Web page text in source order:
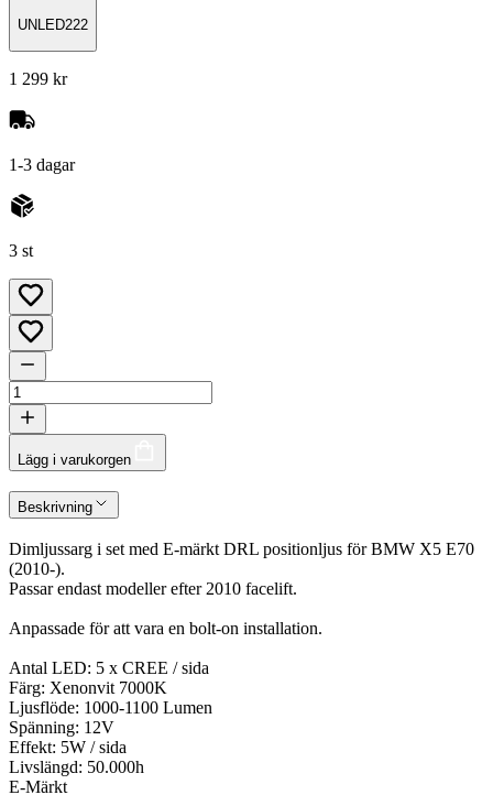
UNLED222
1 299 kr
1-3 dagar
3 st
Lägg i varukorgen
Beskrivning
Dimljussarg i set med E-märkt DRL positionljus för BMW X5 E70
(2010-).
Passar endast modeller efter 2010 facelift.
Anpassade för att vara en bolt-on installation.
Antal LED: 5 x CREE / sida
Färg: Xenonvit 7000K
Ljusflöde: 1000-1100 Lumen
Spänning: 12V
Effekt: 5W / sida
Livslängd: 50.000h
E-Märkt